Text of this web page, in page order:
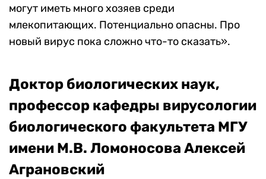
могут иметь много хозяев среди
млекопитающих. Потенциально опасны. Про
новый вирус пока сложно что-то сказать».
Доктор биологических наук,
профессор кафедры вирусологии
биологического факультета МГУ
имени М.В. Ломоносова Алексей
Аграновский